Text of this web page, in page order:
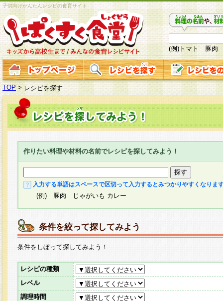
子供向けかんたんレシピの食育サイト
(例)トマト 豚肉
TOP > レシピを探す
作りたい料理や材料の名前でレシピを探してみよう！
入力する単語はスペースで区切って入力するとみつかりやすくなりま
(例) 豚肉 じゃがいも カレー
条件を絞って探してみよう
条件をしぼって探してみよう！
レシピの種類
レベル
調理時間